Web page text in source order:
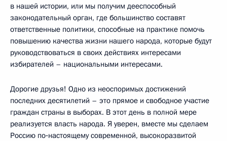
в нашей истории, или мы получим дееспособный
законодательный орган, где большинство составят
ответственные политики, способные на практике помочь
повышению качества жизни нашего народа, которые будут
руководствоваться в своих действиях интересами
избирателей – национальными интересами.
Дорогие друзья! Одно из неоспоримых достижений
последних десятилетий – это прямое и свободное участие
граждан страны в выборах. В этот день в полной мере
реализуется власть народа. Я уверен, вместе мы сделаем
Россию по‑настоящему современной, высокоразвитой